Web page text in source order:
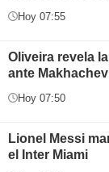
Hoy 07:55
Oliveira revela
ante Makhachev
Hoy 07:50
Lionel Messi
el Inter Miami